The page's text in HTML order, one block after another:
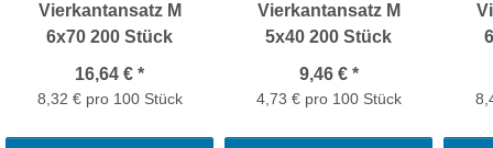
Vierkantansatz M
6x70 200 Stück
16,64 € *
8,32 € pro 100 Stück
Vierkantansatz M
5x40 200 Stück
9,46 € *
4,73 € pro 100 Stück